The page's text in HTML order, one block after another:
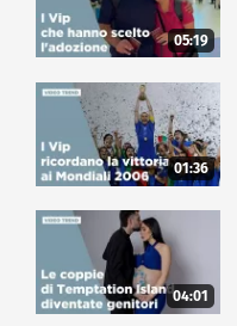
05:19
01:36
04:01